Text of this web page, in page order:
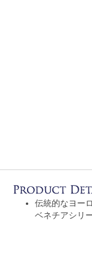
伝統的なヨー
ベネチアシリー